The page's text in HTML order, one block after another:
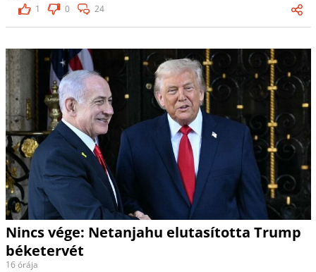
1
0 24
Nincs vége: Netanjahu elutasította Trump
béketervét
16 órája